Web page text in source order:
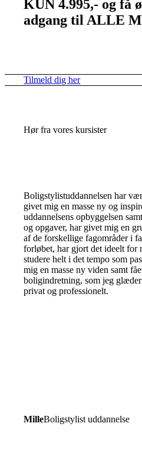
KUN 4.995,- og få
adgang til ALLE
Tilmeld dig her
Hør fra vores kursister
Boligstylistuddannelsen har
givet mig en masse ny og
uddannelsens opbyggelsen
og opgaver, har givet mig en
af de forskellige fagområder i
forløbet, har gjort det ideelt for
studere helt i det tempo som
mig en masse ny viden samt
boligindretning, som jeg
privat og professionelt.
MilleBoligstylist uddannelse